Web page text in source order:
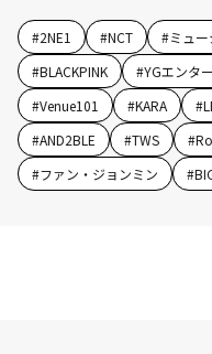
#2NE1 #NCT #ミュ
#BLACKPINK #YGエンタ
#Venue101 #KARA #
#AND2BLE #TWS #
#ファン・ジョンミン #